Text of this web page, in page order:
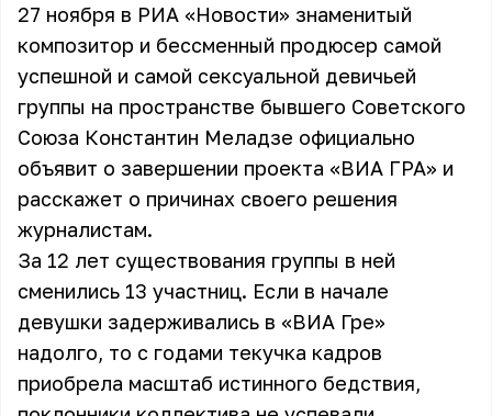
27 ноября в РИА «Новости» знаменитый
композитор и бессменный продюсер самой
успешной и самой сексуальной девичьей
группы на пространстве бывшего Советского
Союза Константин Меладзе официально
объявит о завершении проекта «ВИА ГРА» и
расскажет о причинах своего решения
журналистам.
За 12 лет существования группы в ней
сменились 13 участниц. Если в начале
девушки задерживались в «ВИА Гре»
надолго, то с годами текучка кадров
приобрела масштаб истинного бедствия,